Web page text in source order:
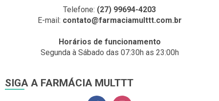
Telefone: (27) 99694-4203
E-mail: contato@farmaciamulttt.com.br
Horários de funcionamento
Segunda à Sábado das 07:30h as 23:00h
SIGA A FARMÁCIA MULTTT